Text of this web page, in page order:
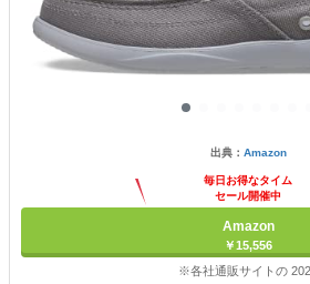
出典： Amazon
毎日お得なタイム
セール開催中
Amazon
￥15,556
※各社通販サイトの